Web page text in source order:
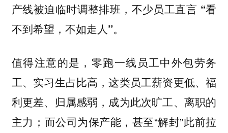
产线被迫临时调整排班，不少员工直言 “看
不到希望，不如走人”。
值得注意的是，零跑一线员工中外包劳务
工、实习生占比高，这类员工薪资更低、福
利更差、归属感弱，成为此次旷工、离职的
主力；而公司为保产能，甚至“解封”此前拉